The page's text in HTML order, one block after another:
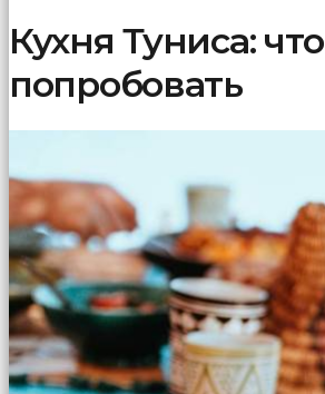
Кухня Туниса: что
попробовать